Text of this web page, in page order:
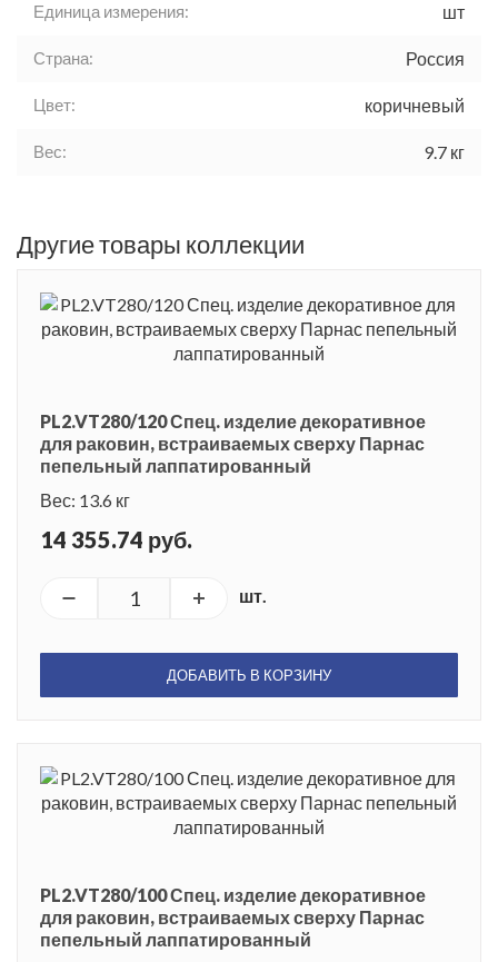
Единица измерения: шт
Страна: Россия
Цвет: коричневый
Вес: 9.7 кг
Другие товары коллекции
PL2.VT280/120 Спец. изделие декоративное
для раковин, встраиваемых сверху Парнас
пепельный лаппатированный
Вес: 13.6 кг
14 355.74 руб.
шт.
ДОБАВИТЬ В КОРЗИНУ
PL2.VT280/100 Спец. изделие декоративное
для раковин, встраиваемых сверху Парнас
пепельный лаппатированный